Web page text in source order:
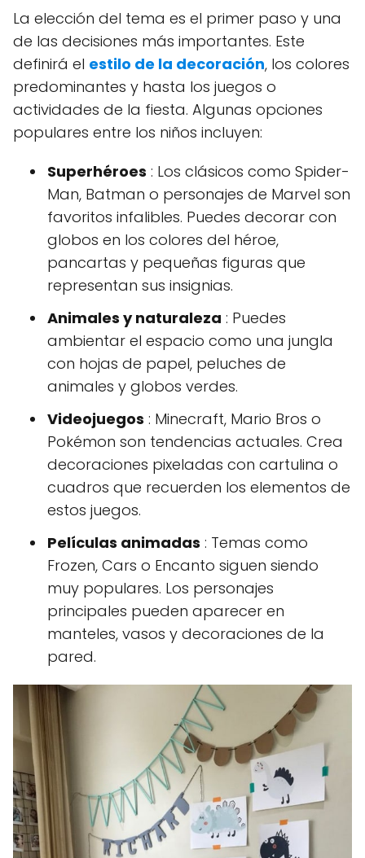
La elección del tema es el primer paso y una
de las decisiones más importantes. Este
definirá el estilo de la decoración, los colores
predominantes y hasta los juegos o
actividades de la fiesta. Algunas opciones
populares entre los niños incluyen:
Superhéroes : Los clásicos como Spider-
Man, Batman o personajes de Marvel son
favoritos infalibles. Puedes decorar con
globos en los colores del héroe,
pancartas y pequeñas figuras que
representan sus insignias.
Animales y naturaleza : Puedes
ambientar el espacio como una jungla
con hojas de papel, peluches de
animales y globos verdes.
Videojuegos : Minecraft, Mario Bros o
Pokémon son tendencias actuales. Crea
decoraciones pixeladas con cartulina o
cuadros que recuerden los elementos de
estos juegos.
Películas animadas : Temas como
Frozen, Cars o Encanto siguen siendo
muy populares. Los personajes
principales pueden aparecer en
manteles, vasos y decoraciones de la
pared.